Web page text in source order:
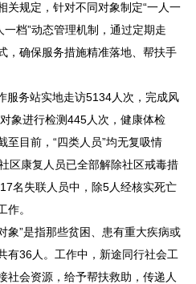
关规定，针对不同对象制定“一人一
一档”动态管理机制，通过定期走
，确保服务措施精准落地、帮扶手
服务站实地走访5134人次，完成风
象进行检测445人次，健康体检
至目前，“四类人员”均无复吸情
区康复人员已全部解除社区戒毒措
名失联人员中，除5人经核实死亡
作。
象”是指那些贫困、患有重大疾病或
有36人。工作中，新途同行社会工
社会资源，给予帮扶救助，传递人